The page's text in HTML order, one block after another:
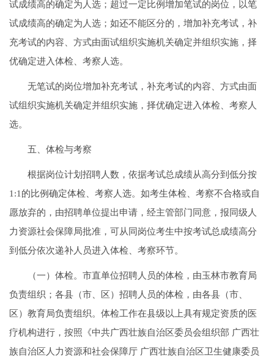
试成绩高的确定为人选；超过一定比例增加笔试的岗位，以笔
试成绩高的确定为人选；如还不能区分的，增加补充考试，补
充考试的内容、方式由面试组织实施机关确定并组织实施，择
优确定进入体检、考察人选。
无笔试的岗位增加补充考试，补充考试的内容、方式由面
试组织实施机关确定并组织实施，择优确定进入体检、考察人
选。
五、体检与考察
根据岗位计划招聘人数，依据考试总成绩从高分到低分按
1:1的比例确定体检、考察人选。如考生体检、考察不合格或自
愿放弃的，由招聘单位提出申请，经主管部门同意，报同级人
力资源社会保障局批准，可从同岗位考生中按考试总成绩高分
到低分依次递补人员进入体检、考察环节。
（一）体检。市直单位招聘人员的体检，由玉林市教育局
负责组织；各县（市、区）招聘人员的体检，由各县（市、
区）教育局负责组织。体检工作在县级以上具有规定资质的医
疗机构进行，按照《中共广西壮族自治区委员会组织部 广西壮
族自治区人力资源和社会保障厅 广西壮族自治区卫生健康委员